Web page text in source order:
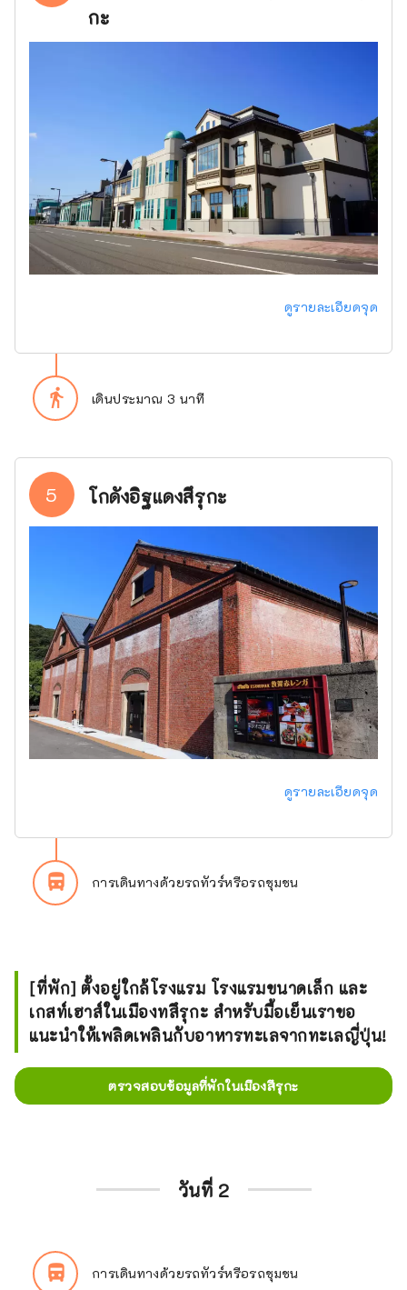
กะ
ดูรายละเอียดจุด
directions_walk เดินประมาณ 3 นาที
5 โกดังอิฐแดงสึรุกะ
ดูรายละเอียดจุด
directions_bus_filled การเดินทางด้วยรถทัวร์หรือรถชุมชน
[ที่พัก] ตั้งอยู่ใกล้โรงแรม โรงแรมขนาดเล็ก และ
เกสท์เฮาส์ในเมืองทสึรุกะ สำหรับมื้อเย็นเราขอ
แนะนำให้เพลิดเพลินกับอาหารทะเลจากทะเลญี่ปุ่น!
ตรวจสอบข้อมูลที่พักในเมืองสึรุกะ
วันที่ 2
directions_bus_filled การเดินทางด้วยรถทัวร์หรือรถชุมชน